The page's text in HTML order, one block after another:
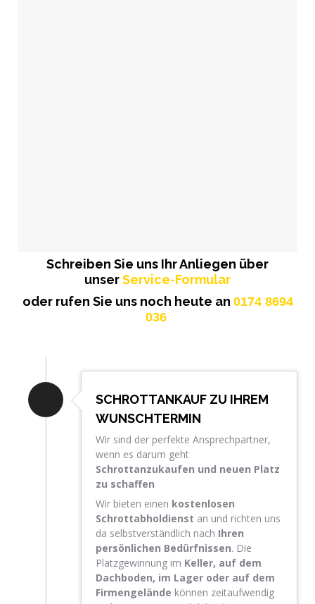
Schreiben Sie uns Ihr Anliegen über
unserService-Formular
oder rufen Sie uns noch heute an 0174 8694
036
SCHROTTANKAUF ZU IHREM
WUNSCHTERMIN
Wir sind der perfekte Ansprechpartner,
wenn es darum geht
Schrottanzukaufen und neuen Platz
zu schaffen
Wir bieten einen kostenlosen
Schrottabholdienst an und richten uns
da selbstverständlich nach Ihren
persönlichen Bedürfnissen. Die
Platzgewinnung im Keller, auf dem
Dachboden, im Lager oder auf dem
Firmengelände können zeitaufwendig